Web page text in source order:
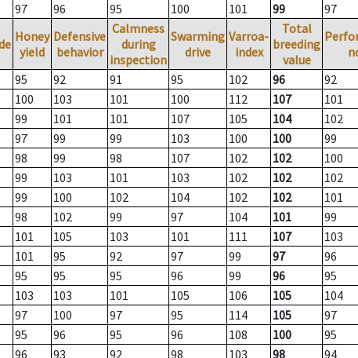
97 96 95 100 101 99 97
Honey
yield
Defensive
behavior
Calmness
during
inspection
Swarming
drive
Varroa-
index
Total
breeding
value
95 92 91 95 102 96
92
100 103 101 100 112 107
101
99 101 101 107 105 104
102
97 99 99 103 100 100
99
98 99 98 107 102 102
100
99 103 101 103 102 102
102
99 100 102 104 102 102
101
98 102 99 97 104 101
99
101 105 103 101 111 107
103
101 95 92 97 99 97
96
95 95 95 96 99 96
95
103 103 101 105 106 105
104
97 100 97 95 114 105
97
95 96 95 96 108 100
95
96 93 92 98 103 98
94